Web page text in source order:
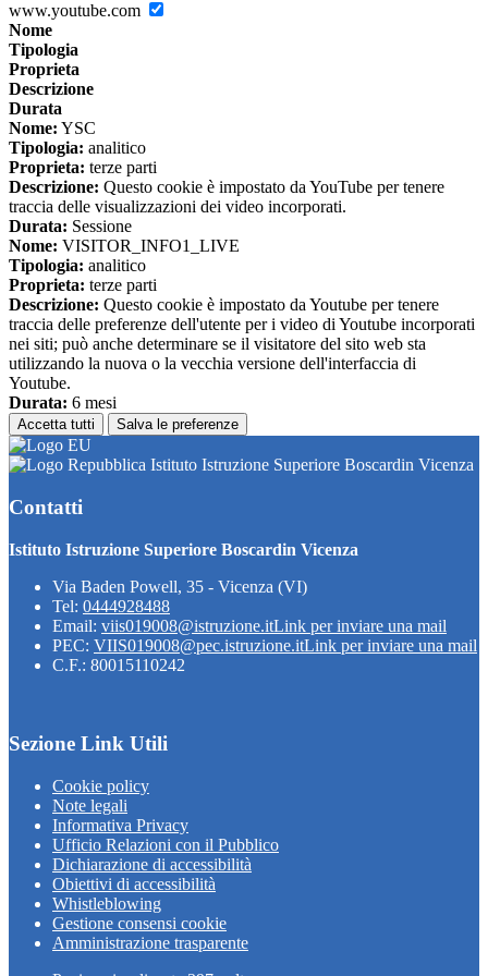
www.youtube.com
Nome
Tipologia
Proprieta
Descrizione
Durata
Nome: YSC
Tipologia: analitico
Proprieta: terze parti
Descrizione: Questo cookie è impostato da YouTube per tenere
traccia delle visualizzazioni dei video incorporati.
Durata: Sessione
Nome: VISITOR_INFO1_LIVE
Tipologia: analitico
Proprieta: terze parti
Descrizione: Questo cookie è impostato da Youtube per tenere
traccia delle preferenze dell'utente per i video di Youtube incorporati
nei siti; può anche determinare se il visitatore del sito web sta
utilizzando la nuova o la vecchia versione dell'interfaccia di
Youtube.
Durata: 6 mesi
Accetta tutti Salva le preferenze
Istituto Istruzione Superiore Boscardin Vicenza
Contatti
Istituto Istruzione Superiore Boscardin Vicenza
Via Baden Powell, 35 - Vicenza (VI)
Tel: 0444928488
Email: viis019008@istruzione.itLink per inviare una mail
PEC: VIIS019008@pec.istruzione.itLink per inviare una mail
C.F.: 80015110242
Sezione Link Utili
Cookie policy
Note legali
Informativa Privacy
Ufficio Relazioni con il Pubblico
Dichiarazione di accessibilità
Obiettivi di accessibilità
Whistleblowing
Gestione consensi cookie
Amministrazione trasparente